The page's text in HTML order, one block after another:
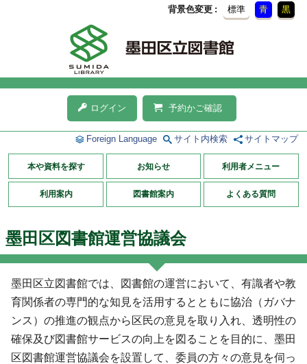
背景色変更 標準 青 黒
ログイン 予約かご確認
Foreign Language サイト内検索 サイトマップ
本や資料を探す お知らせ 利用者メニュー
利用案内 図書館案内 よくある質問
墨田区図書館運営協議会
墨田区立図書館では、図書館の運営において、有識者や教
育関係者の専門的な知見を活用するとともに協治（ガバナ
ンス）の推進の観点から区民の意見を取り入れ、透明性の
確保及び図書館サービスの向上を図ることを目的に、墨田
区図書館運営協議会を設置して、委員の方々の意見を伺っ